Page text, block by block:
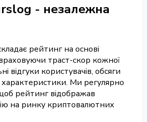
- незалежна
рейтинг на основі
враховуючи траст-скор кожної
відгуки користувачів, обсяги
характеристики. Ми регулярно
рейтинг відображав
на ринку криптовалютних